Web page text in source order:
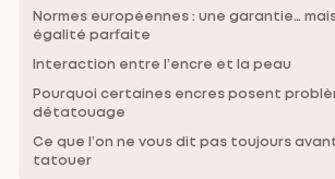
Normes européennes : une garantie…
égalité parfaite
Interaction entre l’encre et la peau
Pourquoi certaines encres posent
détatouage
Ce que l’on ne vous dit pas toujours
tatouer